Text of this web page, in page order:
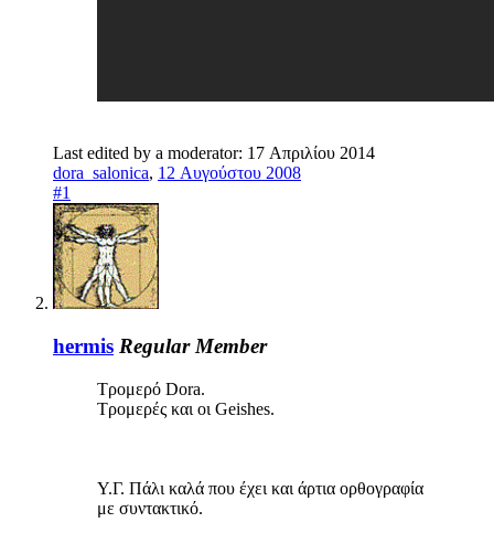
Last edited by a moderator: 17 Απριλίου 2014
dora_salonica, 12 Αυγούστου 2008
#1
hermis Regular Member
Τρομερό Dora.
Τρομερές και οι Geishes.
Υ.Γ. Πάλι καλά που έχει και άρτια ορθογραφία
με συντακτικό.